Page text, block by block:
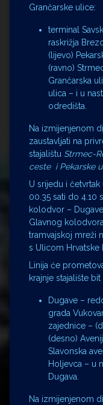
Grančarske ulice:
terminal
raskrižja
(lijevo)
(ravno)
Grančarska
ulica – i u
odredišta.
Na izmijenjenom
zaustavljati na
stajalištu Strmec-
ceste i Pekarske
U srijedu i
00.35 sati do 4.10
kolodvor –
Glavnog
tramvajskoj mreži
s Ulicom Hrvatske
Linija će
krajnje stajalište bit
Dugave –
grada
zajednice –
(desno)
Slavonska
Holjevca – u
Dugava.
Na izmijenjenom